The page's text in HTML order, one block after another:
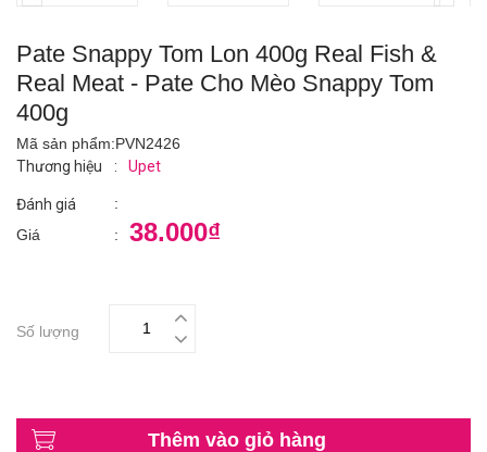
Pate Snappy Tom Lon 400g Real Fish &
Real Meat - Pate Cho Mèo Snappy Tom
400g
Mã sản phẩm:PVN2426
Thương hiệu
: Upet
Đánh giá
:
Giá
: 38.000₫
Số lượng
Thêm vào giỏ hàng